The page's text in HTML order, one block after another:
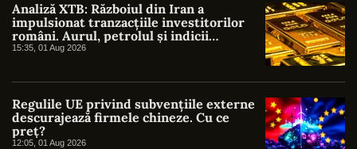
Analiză XTB: Războiul din Iran a
impulsionat tranzacțiile investitorilor
români. Aurul, petrolul și indicii
americani au atras cel mai mare interes
15:35, 01 Aug 2026
Regulile UE privind subvențiile externe
descurajează firmele chineze. Cu ce
preț?
12:05, 01 Aug 2026